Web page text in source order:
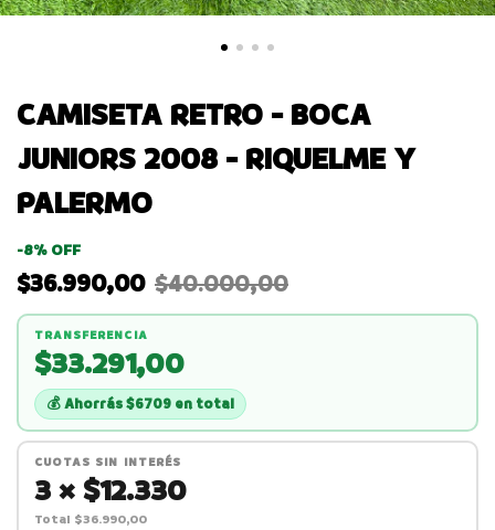
CAMISETA RETRO - BOCA
JUNIORS 2008 - RIQUELME Y
PALERMO
-8% OFF
$36.990,00 $40.000,00
TRANSFERENCIA
$33.291,00
Ahorrás $6709 en total
CUOTAS SIN INTERÉS
3 × $12.330
Total $36.990,00